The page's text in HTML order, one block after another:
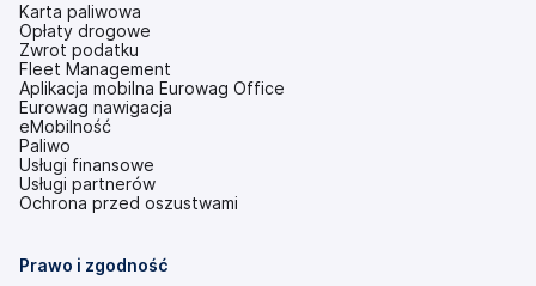
Karta paliwowa
Opłaty drogowe
Zwrot podatku
Fleet Management
Aplikacja mobilna Eurowag Office
Eurowag nawigacja
eMobilność
Paliwo
Usługi finansowe
Usługi partnerów
Ochrona przed oszustwami
Prawo i zgodność